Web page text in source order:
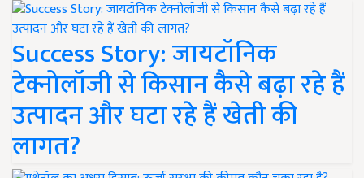
Success Story: जायटॉनिक
टेक्नोलॉजी से किसान कैसे बढ़ा रहे हैं
उत्पादन और घटा रहे हैं खेती की
लागत?